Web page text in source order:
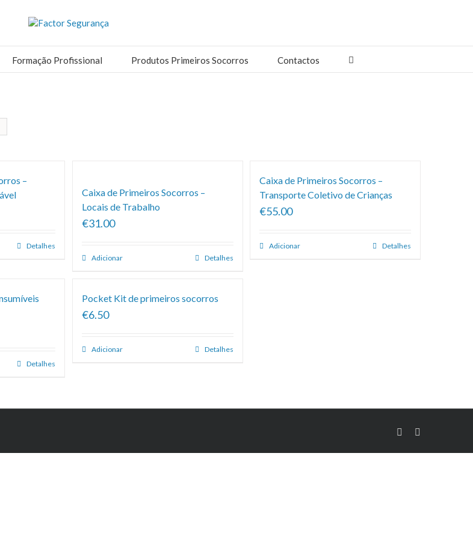
Formação Profissional Produtos Primeiros Socorros Contactos
–
Detalhes
Caixa de Primeiros Socorros –
Locais de Trabalho
€31.00
Adicionar Detalhes
Caixa de Primeiros Socorros –
Transporte Coletivo de Crianças
€55.00
Adicionar Detalhes
Detalhes
Pocket Kit de primeiros socorros
€6.50
Adicionar Detalhes